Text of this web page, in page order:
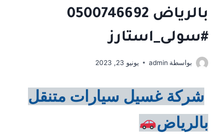
بالرياض 0500746692
#سولى_استارز
بواسطة admin يونيو 23, 2023
شركة غسيل سيارات متنقل
بالرياض